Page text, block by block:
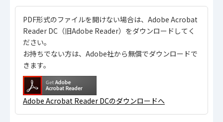
PDF形式のファイルを開けない場合は、Adobe Acrobat
Reader DC（旧Adobe Reader）をダウンロードしてく
ださい。
お持ちでない方は、Adobe社から無償でダウンロードで
きます。
Adobe Acrobat Reader DCのダウンロードへ